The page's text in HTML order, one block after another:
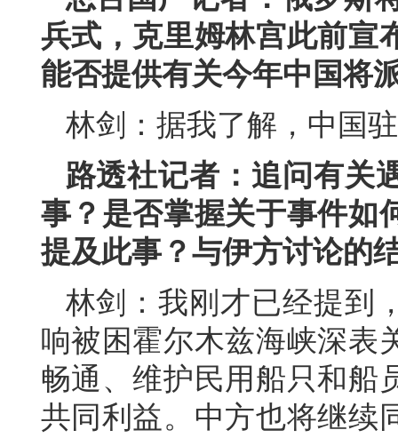
兵式，克里姆林宫此前宣
能否提供有关今年中国将
林剑：据我了解，中国
路透社记者：追问有关
事？是否掌握关于事件如
提及此事？与伊方讨论的
林剑：我刚才已经提到
响被困霍尔木兹海峡深表
畅通、维护民用船只和船
共同利益。中方也将继续